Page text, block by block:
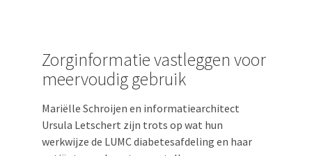
Zorginformatie vastleggen voor
meervoudig gebruik
Mariëlle Schroijen en informatiearchitect
Ursula Letschert zijn trots op wat hun
werkwijze de LUMC diabetesafdeling en haar